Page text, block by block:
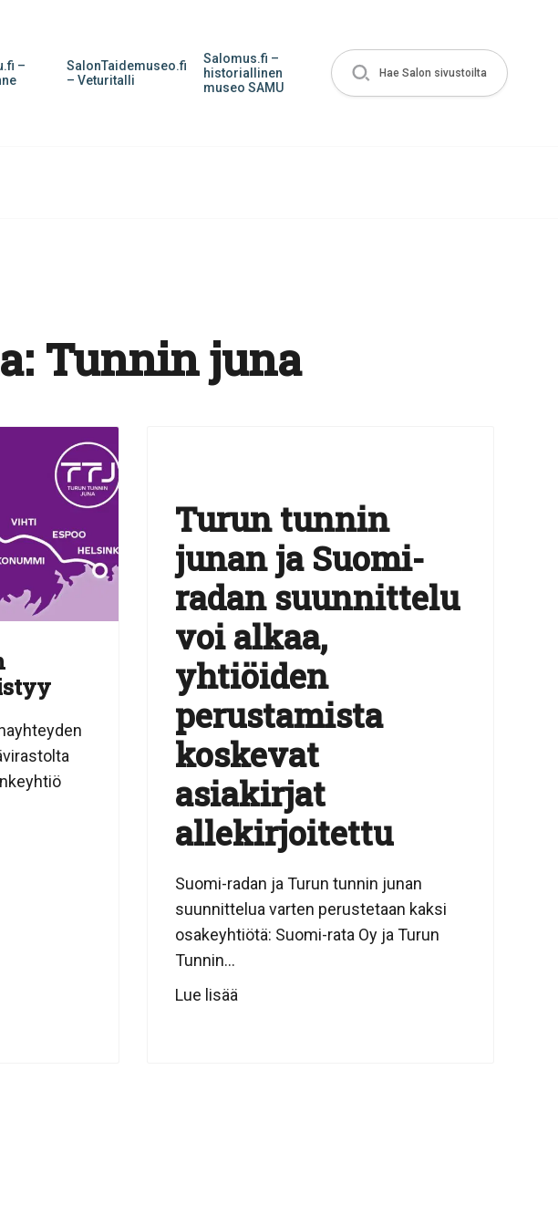
–
SalonTaidemuseo.fi
– Veturitalli
Salomus.fi –
historiallinen
museo SAMU
Hae Salon sivustoilta
Tunnin juna
Turun tunnin
junan ja Suomi-
radan suunnittelu
voi alkaa,
yhtiöiden
perustamista
koskevat
asiakirjat
allekirjoitettu
Suomi-radan ja Turun tunnin junan
suunnittelua varten perustetaan kaksi
osakeyhtiötä: Suomi-rata Oy ja Turun
Tunnin...
Lue lisää